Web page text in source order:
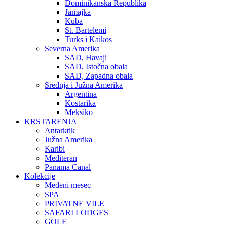
Dominikanska Republika
Jamajka
Kuba
St. Bartelemi
Turks i Kaikos
Severna Amerika
SAD, Havaji
SAD, Istočna obala
SAD, Zapadna obala
Srednja i Južna Amerika
Argentina
Kostarika
Meksiko
KRSTARENJA
Antarktik
Južna Amerika
Karibi
Mediteran
Panama Canal
Kolekcije
Medeni mesec
SPA
PRIVATNE VILE
SAFARI LODGES
GOLF